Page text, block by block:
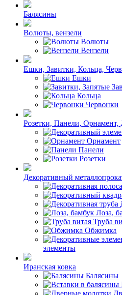
Балясины
Волюты, вензели
Волюты
Вензели
Ешки, Завитки, Кольца,
Ешки
Кольца
Червонки
Розетки, Панели, Орнамент,
Орнамент
Панели
Розетки
Декоративный
Лоза,
Труба
Обжимка
элементы
Иранская ковка
Балясины